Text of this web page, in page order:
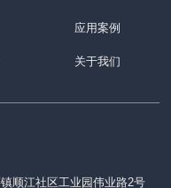
应用案例
关于我们
顺江社区工业园伟业路2号